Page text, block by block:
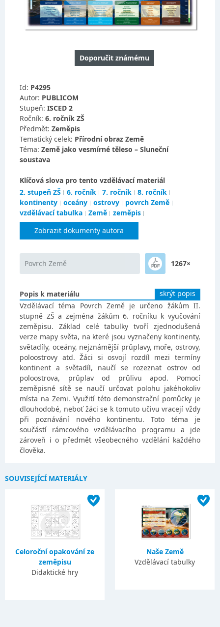
Doporučit známému
Id: P4295
Autor: PUBLICOM
Stupeň: ISCED 2
Ročník: 6. ročník ZŠ
Předmět: Zeměpis
Tematický celek: Přírodní obraz Země
Téma: Země jako vesmírné těleso – Sluneční
soustava
Klíčová slova pro tento vzdělávací materiál
2. stupeň ZŠ
6. ročník 7. ročník
8. ročník
kontinenty
oceány ostrovy
povrch Země
vzdělávací tabulka
Země
zeměpis
Zobrazit dokumenty autora
Povrch Země 1267×
Popis k materiálu
skrýt popis
Vzdělávací téma Povrch Země je určeno žákům II.
stupně ZŠ a zejména žákům 6. ročníku k vyučování
zeměpisu. Základ celé tabulky tvoří zjednodušená
verze mapy světa, na které jsou vyznačeny kontinenty,
světadíly, oceány, nejznámější průplavy, moře, ostrovy,
poloostrovy atd. Žáci si osvojí rozdíl mezi termíny
kontinent a světadíl, naučí se rozeznat ostrov od
poloostrova, průplav od průlivu apod. Pomocí
zeměpisné sítě se naučí určovat polohu jakéhokoliv
místa na Zemi. Využití této demonstrační pomůcky je
dlouhodobé, neboť žáci se k tomuto učivu vracejí vždy
při poznávání nového kontinentu. Toto téma je
součástí rámcového vzdělávacího programu a jde
zároveň i o předmět všeobecného vzdělání každého
člověka.
SOUVISEJÍCÍ MATERIÁLY
Celoroční opakování ze
zeměpisu
Didaktické hry
Naše Země
Vzdělávací tabulky